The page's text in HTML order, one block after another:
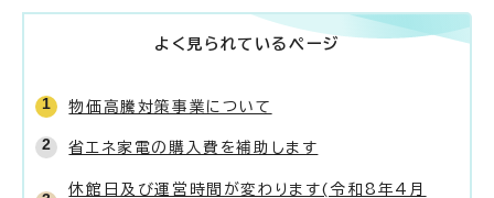
よく見られているページ
物価高騰対策事業について
省エネ家電の購入費を補助します
休館日及び運営時間が変わります(令和8年4月